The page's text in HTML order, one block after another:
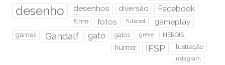
desenho desenhos diversão Facebook
filme fotos futebol gameplay
games Gandalf gato gatos greve HERÓIS
humor IFSP ilustração
instagram